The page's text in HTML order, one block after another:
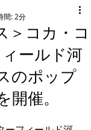
＞コカ・コ
ールド河
のポップ
催。
間: 2分